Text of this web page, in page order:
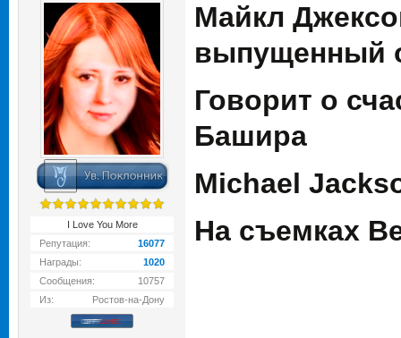
I Love You More
Репутация:
16077
Награды:
1020
Сообщения:
10757
Из:
Ростов-на-Дону
Майкл
выпущенный
Говорит о
Башира
Michael
На съемках